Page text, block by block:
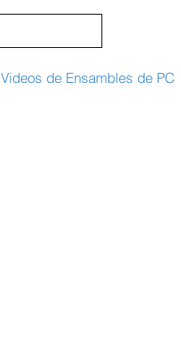
Videos de Ensambles de PC